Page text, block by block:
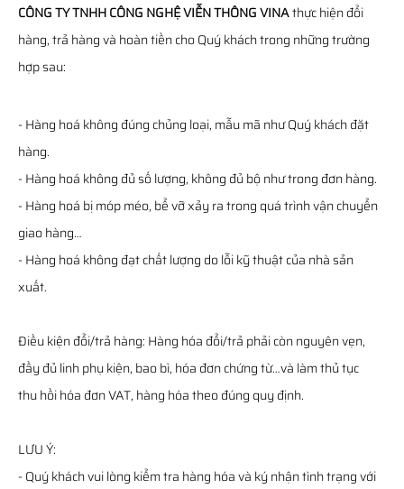
CÔNG TY TNHH CÔNG NGHỆ VIỄN THÔNG VINAthực hiện đổi
hàng, trả hàng và hoàn tiền cho Quý khách trong những trường
hợp sau:
- Hàng hoá không đúng chủng loại, mẫu mã như Quý khách đặt
hàng.
- Hàng hoá không đủ số lượng, không đủ bộ như trong đơn hàng.
- Hàng hoá bị móp méo, bể vỡ xảy ra trong quá trình vận chuyển
giao hàng…
- Hàng hoá không đạt chất lượng do lỗi kỹ thuật của nhà sản
xuất.
Điều kiện đổi/trả hàng: Hàng hóa đổi/trả phải còn nguyên vẹn,
đầy đủ linh phụ kiện, bao bì, hóa đơn chứng từ…và làm thủ tục
thu hồi hóa đơn VAT, hàng hóa theo đúng quy định.
LƯU Ý:
- Quý khách vui lòng kiểm tra hàng hóa và ký nhận tình trạng với